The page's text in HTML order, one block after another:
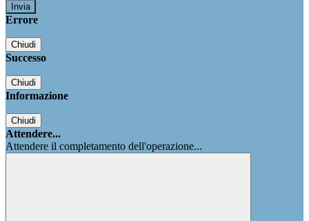
Errore
Chiudi
Successo
Chiudi
Informazione
Chiudi
Attendere...
Attendere il completamento dell'operazione...